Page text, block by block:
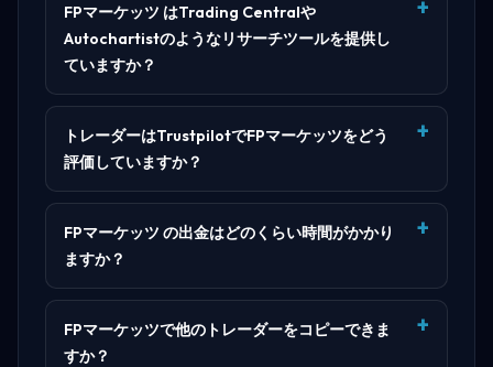
FPマーケッツ はTrading Centralや
Autochartistのようなリサーチツールを提供し
ていますか？
トレーダーはTrustpilotでFPマーケッツをどう
評価していますか？
FPマーケッツ の出金はどのくらい時間がかかり
ますか？
FPマーケッツで他のトレーダーをコピーできま
すか？